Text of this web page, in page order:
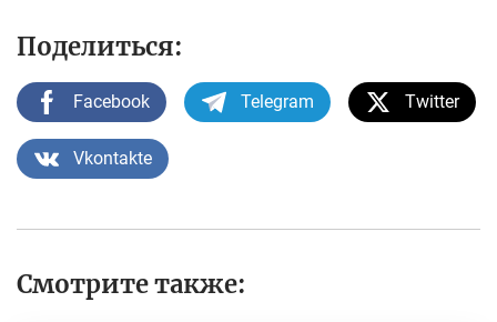
Поделиться:
Facebook Telegram Twitter
Vkontakte
Смотрите также: